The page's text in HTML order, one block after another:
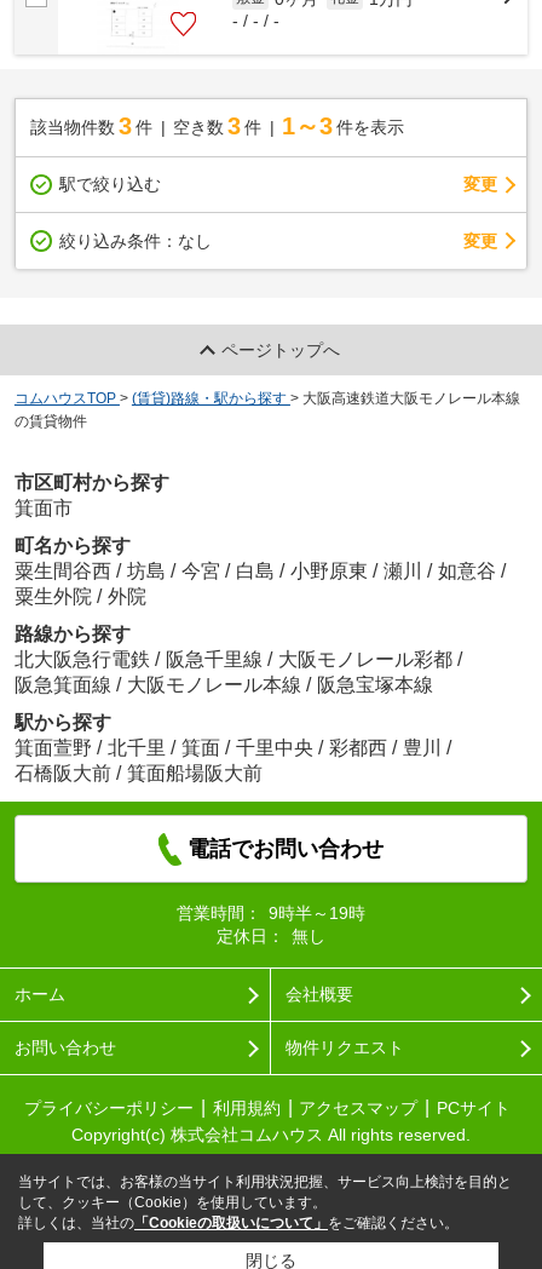
- / - / -
該当物件数 3件 空き数 3 件 1～3 件を表示
駅で絞り込む 変更
絞り込み条件： なし 変更
ページトップへ
コムハウスTOP > (賃貸)路線・駅から探す > 大阪高速鉄道大阪モノレール本線
の賃貸物件
市区町村から探す
箕面市
町名から探す
粟生間谷西 / 坊島 / 今宮 / 白島 / 小野原東 / 瀬川 / 如意谷 /
粟生外院 / 外院
路線から探す
北大阪急行電鉄 / 阪急千里線 / 大阪モノレール彩都 /
阪急箕面線 / 大阪モノレール本線 / 阪急宝塚本線
駅から探す
箕面萱野 / 北千里 / 箕面 / 千里中央 / 彩都西 / 豊川
/
石橋阪大前 / 箕面船場阪大前
電話でお問い合わせ
営業時間：
9時半～19時
定休日：
無し
ホーム 会社概要
お問い合わせ 物件リクエスト
プライバシーポリシー 利用規約 アクセスマップ
PCサイト
Copyright(c) 株式会社コムハウス All rights reserved.
当サイトでは、お客様の当サイト利用状況把握、サービス向上検討を目的と
して、クッキー（Cookie）を使用しています。
詳しくは、当社の 「Cookieの取扱いについて」 をご確認ください。
閉じる